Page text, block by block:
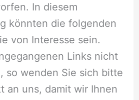
In diesem
könnten die folgenden
von Interesse sein.
Links nicht
so wenden Sie sich bitte
an uns, damit wir Ihnen